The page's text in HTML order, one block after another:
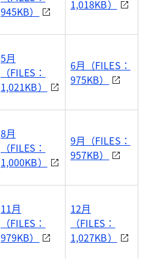
945KB）
1,018KB）
5月
（FILES：
1,021KB）
6月（FILES：
975KB）
8月
（FILES：
1,000KB）
9月（FILES：
957KB）
11月
（FILES：
979KB）
12月
（FILES：
1,027KB）